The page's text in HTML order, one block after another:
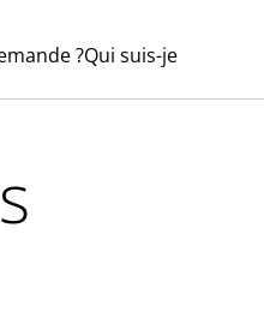
?Qui suis-je